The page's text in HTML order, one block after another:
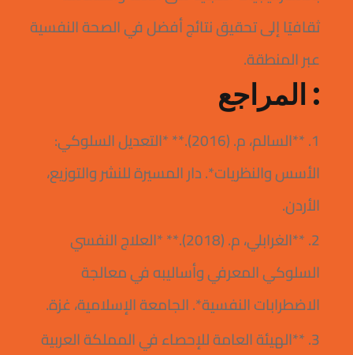
ثقافيًا إلى تحقيق نتائج أفضل في الصحة النفسية
عبر المنطقة.
: المراجع
1. **السالم، م. (2016).** *التعديل السلوكي:
الأسس والنظريات*. دار المسيرة للنشر والتوزيع،
الأردن.
2. **الغرابلي، م. (2018).** *العلاج النفسي
السلوكي المعرفي وأساليبه في معالجة
الاضطرابات النفسية*. الجامعة الإسلامية، غزة.
3. **الهيئة العامة للإحصاء في المملكة العربية